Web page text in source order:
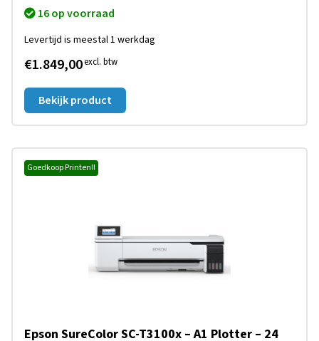
16 op voorraad
Levertijd is meestal 1 werkdag
€1.849,00excl. btw
Bekijk product
Goedkoop Printen!!
Epson SureColor SC-T3100x – A1 Plotter – 24